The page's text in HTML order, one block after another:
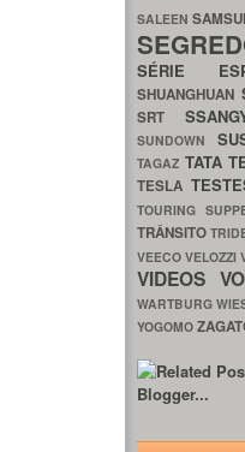
SALEEN
SÉRIE
SHUANGHUAN
SRT
SUNDOWN
TAGAZ TATA
TESLA
TOURING
TRÂNSITO
VEECOVELOZZI
VIDEOS
WARTBURG
YOGOMO